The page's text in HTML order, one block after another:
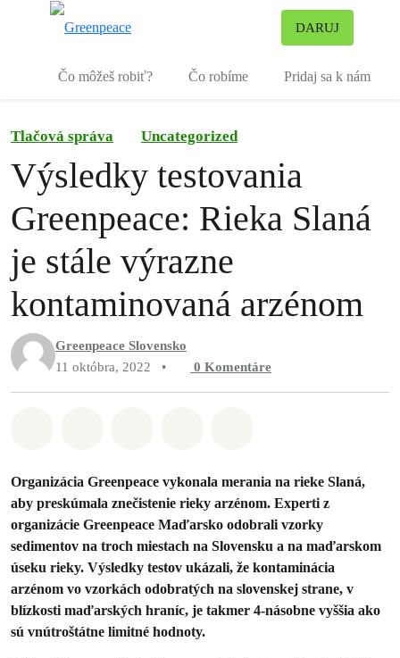
DARUJ
Čo môžeš robiť? Čo robíme Pridaj sa k nám
Tlačová správa Uncategorized
Výsledky testovania
Greenpeace: Rieka Slaná
je stále výrazne
kontaminovaná arzénom
Greenpeace Slovensko
11 októbra, 2022
• 0 Komentáre
Organizácia Greenpeace vykonala merania na rieke Slaná,
aby preskúmala znečistenie rieky arzénom. Experti z
organizácie Greenpeace Maďarsko odobrali vzorky
sedimentov na troch miestach na Slovensku a na maďarskom
úseku rieky. Výsledky testov ukázali, že kontaminácia
arzénom vo vzorkách odobratých na slovenskej strane, v
blízkosti maďarských hraníc, je takmer 4-násobne vyššia ako
sú vnútroštátne limitné hodnoty.